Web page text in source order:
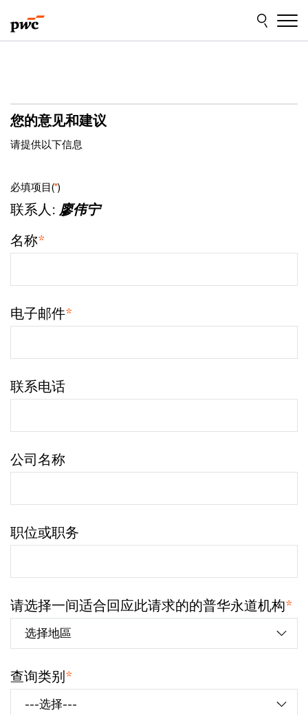
to
content
to
footer
您的意见和建议
请提供以下信息
必填项目(*)
联系人: 廖伟宁
名称*
电子邮件*
联系电话
公司名称
职位或职务
请选择一间适合回应此请求的的普华永道机构*
查询类别*